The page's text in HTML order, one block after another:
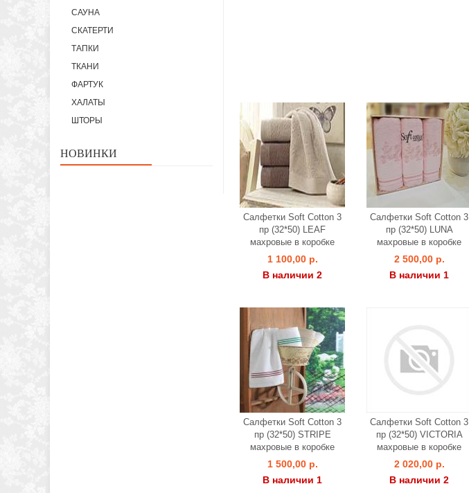
САУНА
СКАТЕРТИ
ТАПКИ
ТКАНИ
ФАРТУК
ХАЛАТЫ
ШТОРЫ
НОВИНКИ
Салфетки Soft Cotton 3
пр (32*50) LEAF
махровые в коробке
1 100,00 р.
В наличии 2
Салфетки Soft Cotton 3
пр (32*50) LUNA
махровые в коробке
2 500,00 р.
В наличии 1
Салфетки Soft Cotton 3
пр (32*50) STRIPE
махровые в коробке
1 500,00 р.
В наличии 1
Салфетки Soft Cotton 3
пр (32*50) VICTORIA
махровые в коробке
2 020,00 р.
В наличии 2